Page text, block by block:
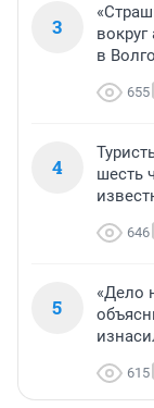
3
в
655
4
шесть
646
5
«Дело
615